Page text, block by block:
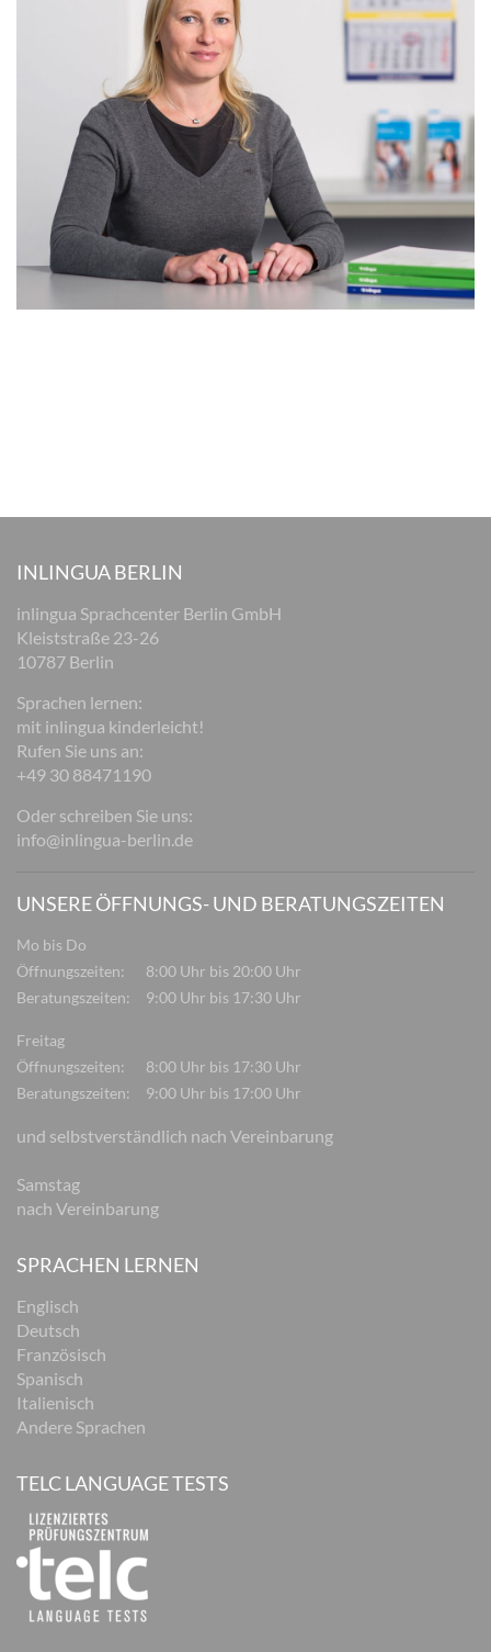
INLINGUA BERLIN
inlingua Sprachcenter Berlin GmbH
Kleiststraße 23-26
10787 Berlin
Sprachen lernen:
mit inlingua kinderleicht!
Rufen Sie uns an:
+49 30 88471190
Oder schreiben Sie uns:
info@inlingua-berlin.de
UNSERE ÖFFNUNGS- UND BERATUNGSZEITEN
Mo bis Do
Öffnungszeiten:
8:00 Uhr bis 20:00 Uhr
Beratungszeiten:
9:00 Uhr bis 17:30 Uhr
Freitag
Öffnungszeiten:
8:00 Uhr bis 17:30 Uhr
Beratungszeiten:
9:00 Uhr bis 17:00 Uhr
und selbstverständlich nach Vereinbarung
Samstag
nach Vereinbarung
SPRACHEN LERNEN
Englisch
Deutsch
Französisch
Spanisch
Italienisch
Andere Sprachen
TELC LANGUAGE TESTS